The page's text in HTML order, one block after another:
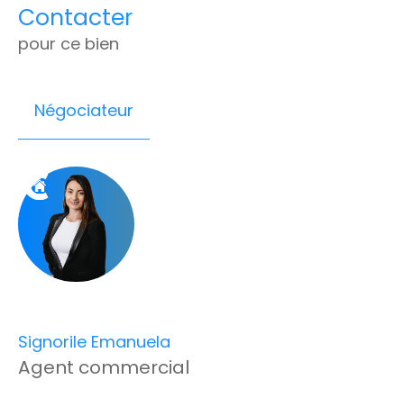
Contacter
pour ce bien
Négociateur
Signorile Emanuela
Agent commercial